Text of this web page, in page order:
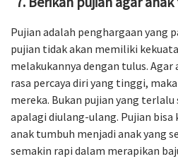
Pujian adalah penghargaan yang
pujian tidak akan memiliki
melakukannya dengan tulus.
rasa percaya diri yang tinggi,
mereka. Bukan pujian yang
apalagi diulang-ulang. Pujian bisa
anak tumbuh menjadi anak yang
semakin rapi dalam merapikan